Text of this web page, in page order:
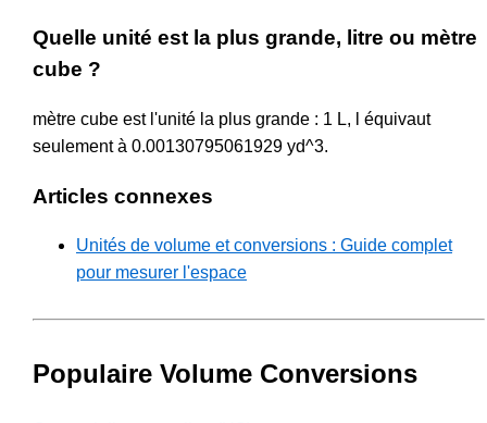
Quelle unité est la plus grande, litre ou mètre
cube ?
mètre cube est l'unité la plus grande : 1 L, l équivaut
seulement à 0.00130795061929 yd^3.
Articles connexes
Unités de volume et conversions : Guide complet
pour mesurer l'espace
Populaire Volume Conversions